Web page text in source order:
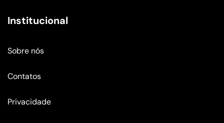
Institucional
Sobre nós
Contatos
Privacidade